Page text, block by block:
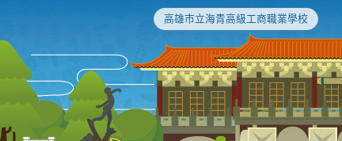
高雄市立海青高級工商職業學校